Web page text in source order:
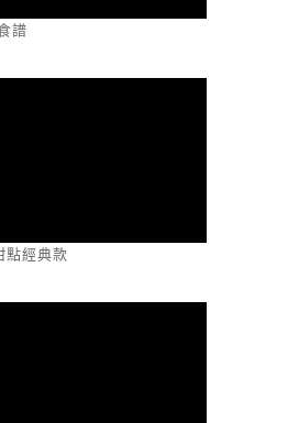
譜
點經典款